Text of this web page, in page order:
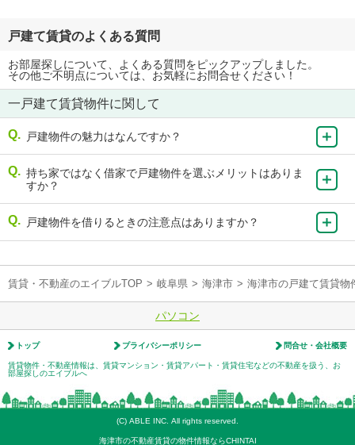
戸建て賃貸のよくある質問
お部屋探しについて、よくある質問をピックアップしました。
その他ご不明点については、お気軽にお問合せください！
一戸建て賃貸物件に関して
戸建物件の魅力はなんですか？
持ち家ではなく借家で戸建物件を選ぶメリットはありま
すか？
戸建物件を借りるときの注意点はありますか？
賃貸・不動産のエイブルTOP > 岐阜県 > 海津市 > 海津市の戸建て賃貸物
パソコン
トップ プライバシーポリシー 問合せ・会社概要
賃貸物件・不動産情報は、賃貸マンション・賃貸アパート・賃貸住宅などの不動産を扱う、お
部屋探しのエイブルへ
(C) ABLE INC. All rights reserved.
海津市の不動産賃貸の物件情報ならCHINTAI